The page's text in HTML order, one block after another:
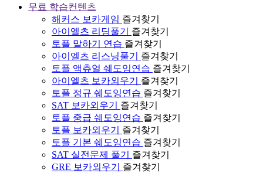
무료 학습컨텐츠
해커스 보카게임 즐겨찾기
아이엘츠 리딩풀기
즐겨찾기
토플 말하기 연습 즐겨찾기
아이엘츠 리스닝풀기
즐겨찾기
토플 액츄얼 쉐도잉연습 즐겨찾기
아이엘츠 보카외우기
즐겨찾기
토플 정규 쉐도잉연습 즐겨찾기
SAT 보카외우기
즐겨찾기
토플 중급 쉐도잉연습 즐겨찾기
토플 보카외우기
즐겨찾기
토플 기본 쉐도잉연습 즐겨찾기
SAT 실전문제 풀기
즐겨찾기
GRE 보카외우기
즐겨찾기